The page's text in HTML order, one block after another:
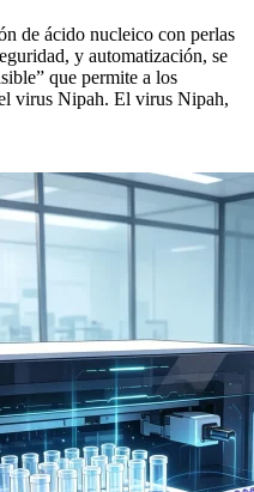
de ácido nucleico con perlas
y automatización, se
que permite a los
virus Nipah. El virus Nipah,